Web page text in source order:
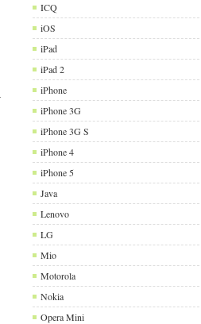
ICQ
iOS
iPad
iPad 2
iPhone
iPhone 3G
iPhone 3G S
iPhone 4
iPhone 5
Java
Lenovo
LG
Mio
Motorola
Nokia
Opera Mini